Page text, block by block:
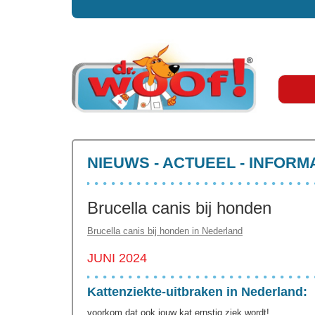
NIEUWS - ACTUEEL -
Brucella canis bij honden
Brucella canis bij honden in Nederland
JUNI 2024
Kattenziekte-uitbraken in Nederland:
voorkom dat ook jouw kat ernstig ziek wordt!